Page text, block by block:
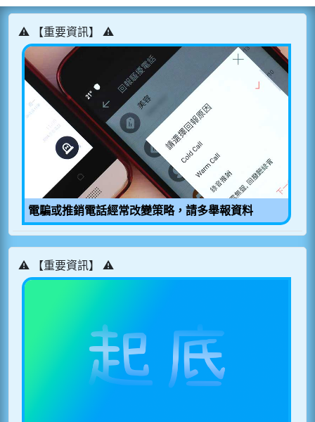
⚠️ 【重要資訊】 ⚠️
電騙或推銷電話經常改變策略，請多舉報資料
⚠️ 【重要資訊】 ⚠️